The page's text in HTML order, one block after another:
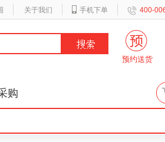
关于我们 手机下单 400-
预约送货
购